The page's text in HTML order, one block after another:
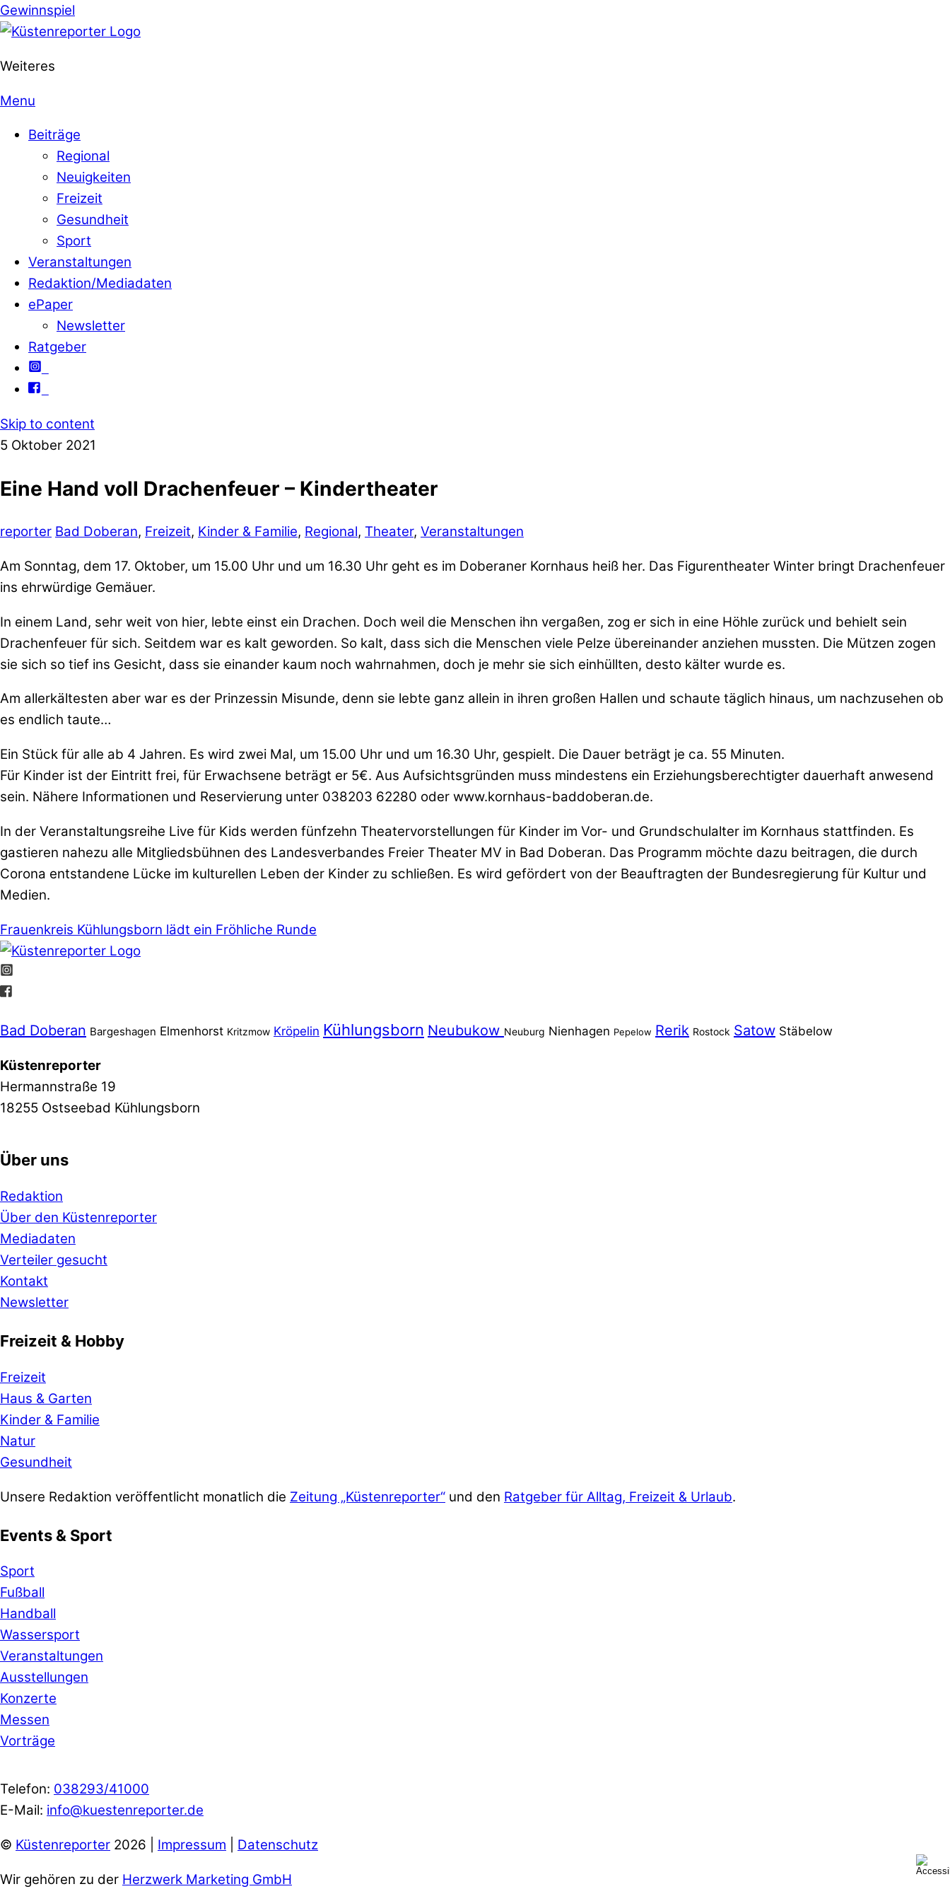
Gewinnspiel
Weiteres
Menu
Beiträge
Regional
Neuigkeiten
Freizeit
Gesundheit
Sport
Veranstaltungen
Redaktion/Mediadaten
ePaper
Newsletter
Ratgeber
Skip to content
5 Oktober 2021
Eine Hand voll Drachenfeuer – Kindertheater
reporter Bad Doberan, Freizeit, Kinder & Familie, Regional, Theater, Veranstaltungen
Am Sonntag, dem 17. Oktober, um 15.00 Uhr und um 16.30 Uhr geht es im Doberaner Kornhaus heiß her. Das Figurentheater Winter bringt Drachenfeuer
ins ehrwürdige Gemäuer.
In einem Land, sehr weit von hier, lebte einst ein Drachen. Doch weil die Menschen ihn vergaßen, zog er sich in eine Höhle zurück und behielt sein
Drachenfeuer für sich. Seitdem war es kalt geworden. So kalt, dass sich die Menschen viele Pelze übereinander anziehen mussten. Die Mützen zogen
sie sich so tief ins Gesicht, dass sie einander kaum noch wahrnahmen, doch je mehr sie sich einhüllten, desto kälter wurde es.
Am allerkältesten aber war es der Prinzessin Misunde, denn sie lebte ganz allein in ihren großen Hallen und schaute täglich hinaus, um nachzusehen ob
es endlich taute…
Ein Stück für alle ab 4 Jahren. Es wird zwei Mal, um 15.00 Uhr und um 16.30 Uhr, gespielt. Die Dauer beträgt je ca. 55 Minuten.
Für Kinder ist der Eintritt frei, für Erwachsene beträgt er 5€. Aus Aufsichtsgründen muss mindestens ein Erziehungsberechtigter dauerhaft anwesend
sein. Nähere Informationen und Reservierung unter 038203 62280 oder www.kornhaus-baddoberan.de.
In der Veranstaltungsreihe Live für Kids werden fünfzehn Theatervorstellungen für Kinder im Vor- und Grundschulalter im Kornhaus stattfinden. Es
gastieren nahezu alle Mitgliedsbühnen des Landesverbandes Freier Theater MV in Bad Doberan. Das Programm möchte dazu beitragen, die durch
Corona entstandene Lücke im kulturellen Leben der Kinder zu schließen. Es wird gefördert von der Beauftragten der Bundesregierung für Kultur und
Medien.
Frauenkreis Kühlungsborn lädt ein Fröhliche Runde
Bad Doberan Bargeshagen Elmenhorst Kritzmow Kröpelin Kühlungsborn Neubukow Neuburg Nienhagen Pepelow Rerik Rostock Satow Stäbelow
Küstenreporter
Hermannstraße 19
18255 Ostseebad Kühlungsborn
Über uns
Redaktion
Über den Küstenreporter
Mediadaten
Verteiler gesucht
Kontakt
Newsletter
Freizeit & Hobby
Freizeit
Haus & Garten
Kinder & Familie
Natur
Gesundheit
Unsere Redaktion veröffentlicht monatlich die Zeitung „Küstenreporter“ und den Ratgeber für Alltag, Freizeit & Urlaub.
Events & Sport
Sport
Fußball
Handball
Wassersport
Veranstaltungen
Ausstellungen
Konzerte
Messen
Vorträge
Telefon: 038293/41000
E-Mail: info@kuestenreporter.de
© Küstenreporter 2026 | Impressum Datenschutz
Wir gehören zu der Herzwerk Marketing GmbH